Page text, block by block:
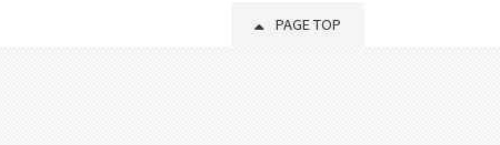
PAGE TOP